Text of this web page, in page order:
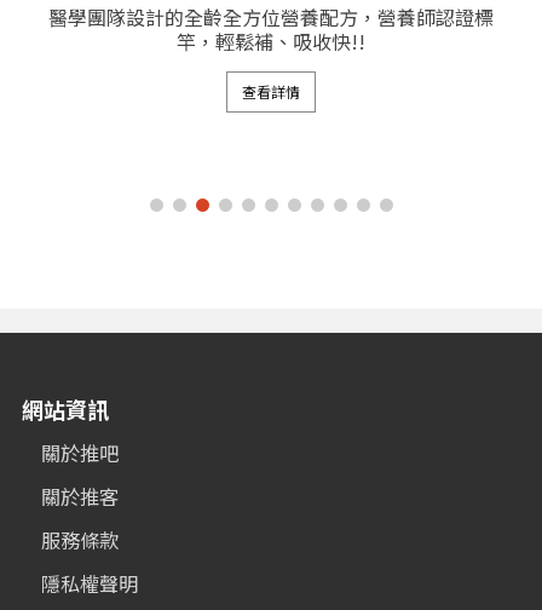
醫學團隊設計的全齡全方位營養配方，營養師認證標
竿，輕鬆補、吸收快!!
查看詳情
網站資訊
關於推吧
關於推客
服務條款
隱私權聲明